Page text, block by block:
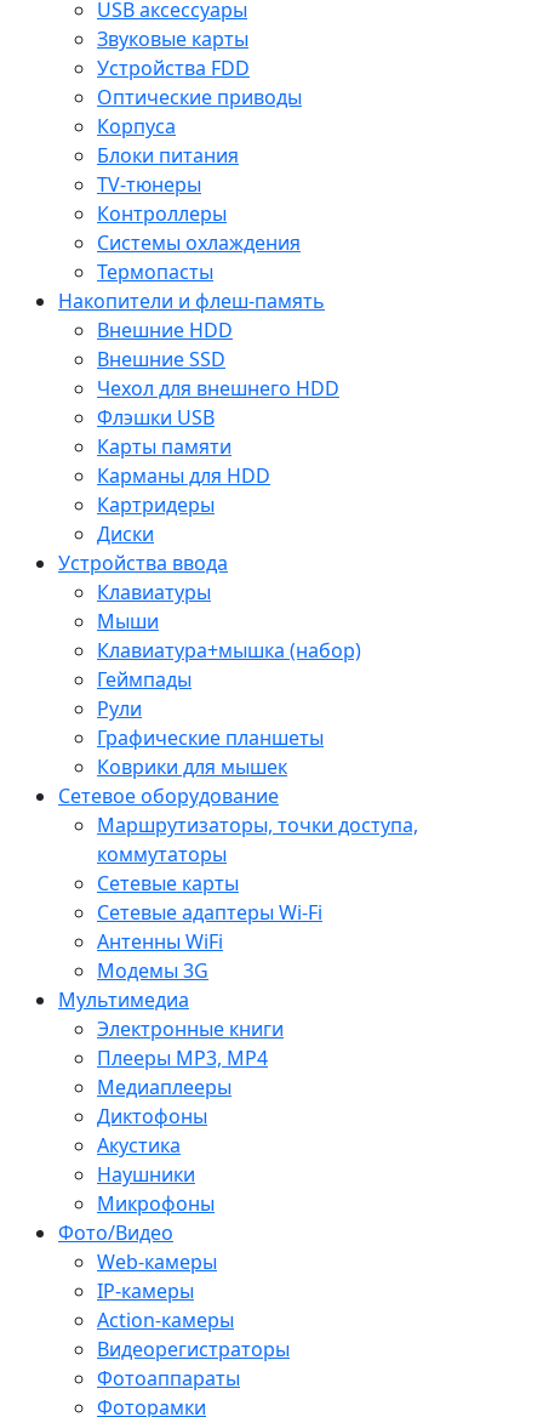
USB аксессуары
Звуковые карты
Устройства FDD
Оптические приводы
Корпуса
Блоки питания
TV-тюнеры
Контроллеры
Системы охлаждения
Термопасты
Накопители и флеш-память
Внешние HDD
Внешние SSD
Чехол для внешнего HDD
Флэшки USB
Карты памяти
Карманы для HDD
Картридеры
Диски
Устройства ввода
Клавиатуры
Мыши
Клавиатура+мышка (набор)
Геймпады
Рули
Графические планшеты
Коврики для мышек
Сетевое оборудование
Маршрутизаторы, точки доступа,
коммутаторы
Сетевые карты
Сетевые адаптеры Wi-Fi
Антенны WiFi
Модемы 3G
Мультимедиа
Электронные книги
Плееры MP3, MP4
Медиаплееры
Диктофоны
Акустика
Наушники
Микрофоны
Фото/Видео
Web-камеры
IP-камеры
Action-камеры
Видеорегистраторы
Фотоаппараты
Фоторамки